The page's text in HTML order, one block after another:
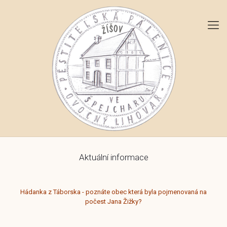
Aktuální informace
Hádanka z Táborska - poznáte obec která byla pojmenovaná na
počest Jana Žižky?